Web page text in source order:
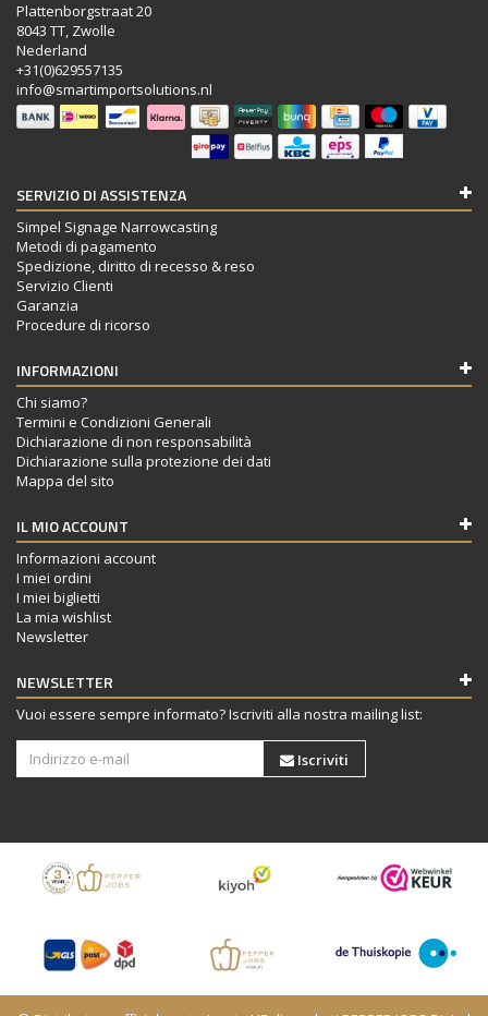
Plattenborgstraat 20
8043 TT, Zwolle
Nederland
+31(0)629557135
info@smartimportsolutions.nl
SERVIZIO DI ASSISTENZA
Simpel Signage Narrowcasting
Metodi di pagamento
Spedizione, diritto di recesso & reso
Servizio Clienti
Garanzia
Procedure di ricorso
INFORMAZIONI
Chi siamo?
Termini e Condizioni Generali
Dichiarazione di non responsabilità
Dichiarazione sulla protezione dei dati
Mappa del sito
IL MIO ACCOUNT
Informazioni account
I miei ordini
I miei biglietti
La mia wishlist
Newsletter
NEWSLETTER
Vuoi essere sempre informato? Iscriviti alla nostra mailing list:
Iscriviti